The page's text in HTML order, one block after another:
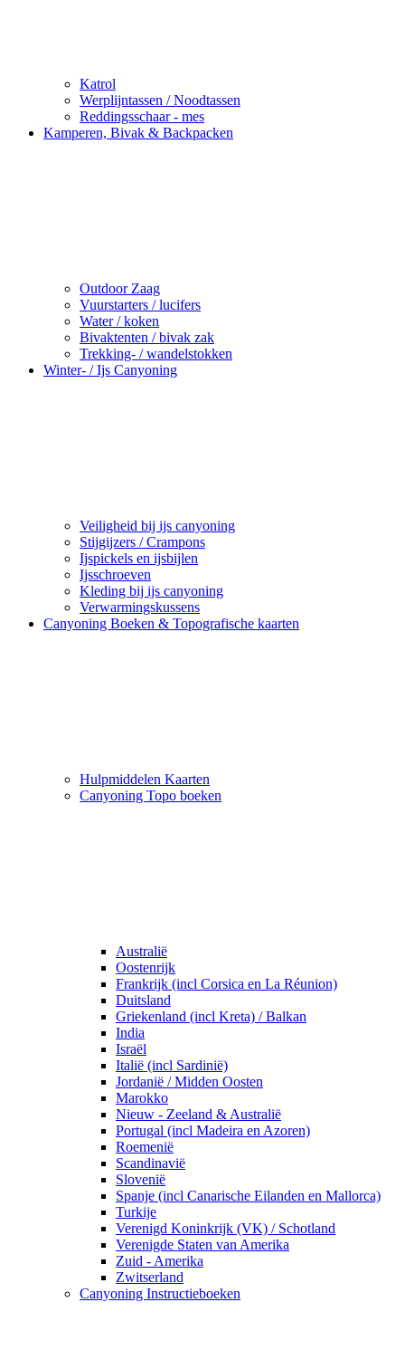
Katrol
Werplijntassen / Noodtassen
Reddingsschaar - mes
Kamperen, Bivak & Backpacken
Outdoor Zaag
Vuurstarters / lucifers
Water / koken
Bivaktenten / bivak zak
Trekking- / wandelstokken
Winter- / Ijs Canyoning
Veiligheid bij ijs canyoning
Stijgijzers / Crampons
Ijspickels en ijsbijlen
Ijsschroeven
Kleding bij ijs canyoning
Verwarmingskussens
Canyoning Boeken & Topografische kaarten
Hulpmiddelen Kaarten
Canyoning Topo boeken
Australië
Oostenrijk
Frankrijk (incl Corsica en La Réunion)
Duitsland
Griekenland (incl Kreta) / Balkan
India
Israël
Italië (incl Sardinië)
Jordanië / Midden Oosten
Marokko
Nieuw - Zeeland & Australië
Portugal (incl Madeira en Azoren)
Roemenië
Scandinavië
Slovenië
Spanje (incl Canarische Eilanden en Mallorca)
Turkije
Verenigd Koninkrijk (VK) / Schotland
Verenigde Staten van Amerika
Zuid - Amerika
Zwitserland
Canyoning Instructieboeken